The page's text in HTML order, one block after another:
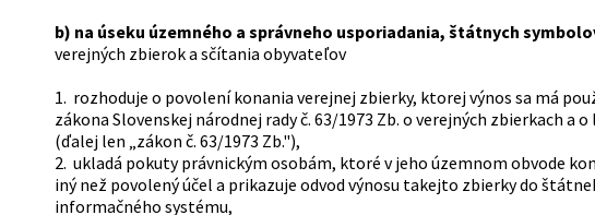
b) na úseku územného a správneho usporiadania, štátnych
verejných zbierok a sčítania obyvateľov
1. rozhoduje o povolení konania verejnej zbierky, ktorej výnos sa má
zákona Slovenskej národnej rady č. 63/1973 Zb. o verejných zbierkach
(ďalej len „zákon č. 63/1973 Zb."),
2. ukladá pokuty právnickým osobám, ktoré v jeho územnom obvode
iný než povolený účel a prikazuje odvod výnosu takejto zbierky do
informačného systému,